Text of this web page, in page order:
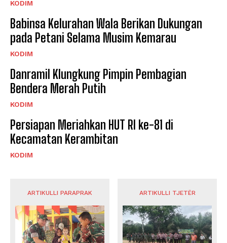
KODIM
Babinsa Kelurahan Wala Berikan Dukungan
pada Petani Selama Musim Kemarau
KODIM
Danramil Klungkung Pimpin Pembagian
Bendera Merah Putih
KODIM
Persiapan Meriahkan HUT RI ke-81 di
Kecamatan Kerambitan
KODIM
ARTIKULLI PARAPRAK ARTIKULLI TJETËR